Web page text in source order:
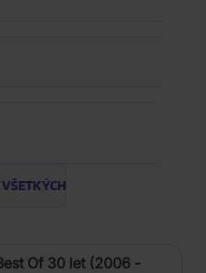
Of 30 let (2006 -